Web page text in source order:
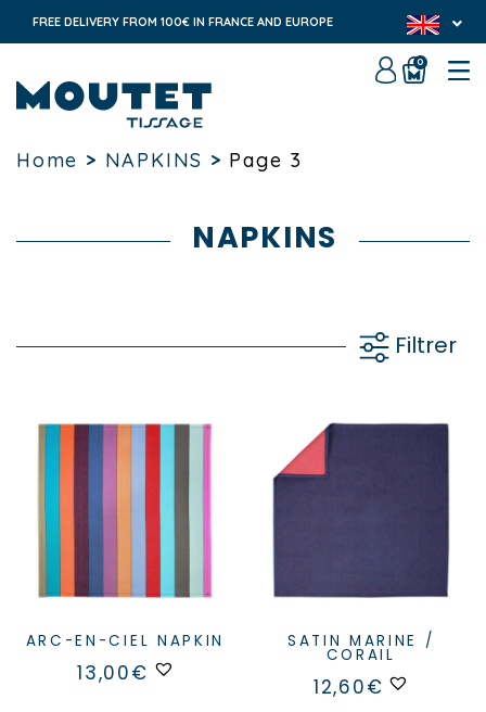
FREE DELIVERY FROM 100€ IN FRANCE AND EUROPE
0
Home > NAPKINS > Page 3
NAPKINS
Filtrer
ARC-EN-CIEL NAPKIN
13,00€
SATIN MARINE /
CORAIL
12,60€